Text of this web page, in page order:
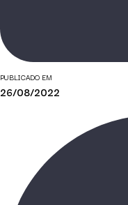
PUBLICADO EM
26/08/2022